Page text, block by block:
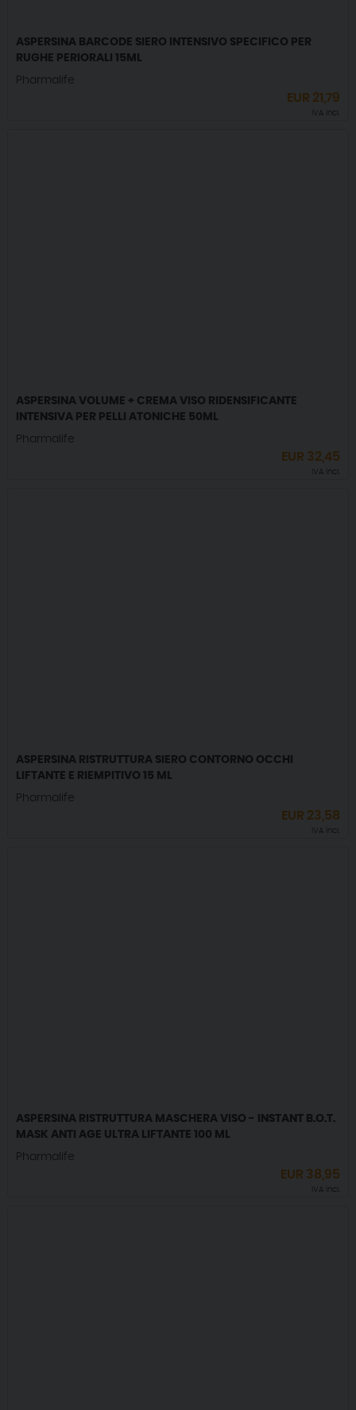
ASPERSINA BARCODE SIERO INTENSIVO SPECIFICO PER
RUGHE PERIORALI 15ML
Pharmalife
EUR 21,79
IVA incl.
ASPERSINA VOLUME + CREMA VISO RIDENSIFICANTE
INTENSIVA PER PELLI ATONICHE 50ML
Pharmalife
EUR 32,45
IVA incl.
ASPERSINA RISTRUTTURA SIERO CONTORNO OCCHI
LIFTANTE E RIEMPITIVO 15 ML
Pharmalife
EUR 23,58
IVA incl.
ASPERSINA RISTRUTTURA MASCHERA VISO - INSTANT B.O.T.
MASK ANTI AGE ULTRA LIFTANTE 100 ML
Pharmalife
EUR 38,95
IVA incl.